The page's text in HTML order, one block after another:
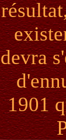
devra
1901